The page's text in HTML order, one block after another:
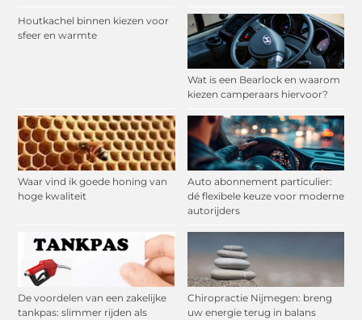
Houtkachel binnen kiezen voor
sfeer en warmte
Wat is een Bearlock en waarom
kiezen camperaars hiervoor?
Waar vind ik goede honing van
hoge kwaliteit
Auto abonnement particulier:
dé flexibele keuze voor moderne
autorijders
De voordelen van een zakelijke
tankpas: slimmer rijden als
Chiropractie Nijmegen: breng
uw energie terug in balans